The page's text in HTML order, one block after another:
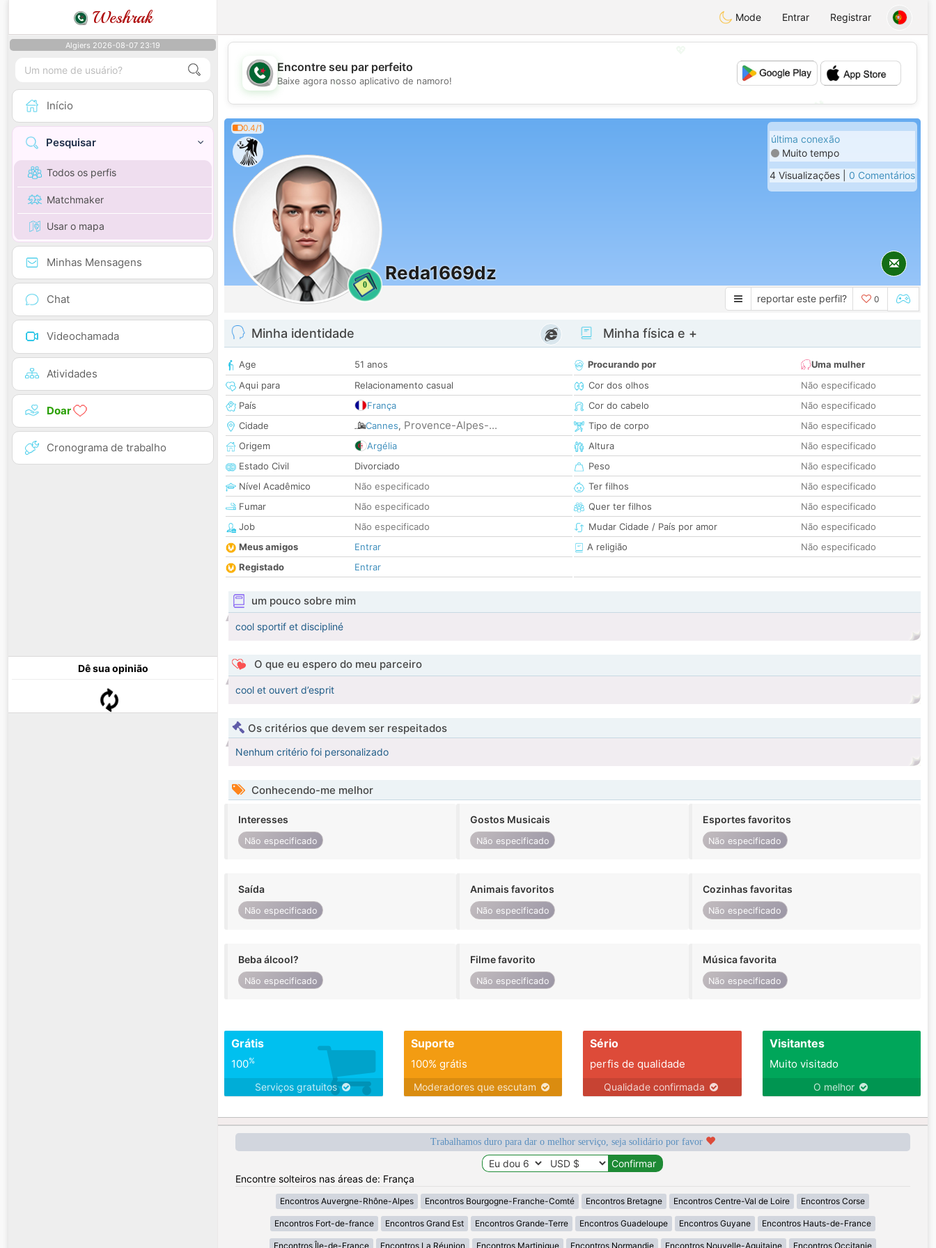
Weshrak Mode Entrar Registrar
Algiers 2026-08-07 23:19
Início
Pesquisar
Todos os perfis
Matchmaker
Usar o mapa
Minhas Mensagens
Chat
Videochamada
Atividades
Doar
Cronograma de trabalho
Dê sua opinião
💖
💕
Encontre seu par perfeito
Baixe agora nosso aplicativo de namoro!
0.4/1
0
Reda1669dz
última conexão
Muito tempo
4 Visualizações | 0 Comentários
reportar este perfil? 0
Minha identidade
Age
51 anos
Aqui para
Relacionamento casual
País
França
Cidade
Cannes, Provence-Alpes-...
Origem
Argélia
Estado Civil
Divorciado
Nível Acadêmico
Não especificado
Fumar
Não especificado
Job
Não especificado
Meus amigos
Entrar
Registado
Entrar
Minha física e +
Procurando por
Uma mulher
Cor dos olhos
Não especificado
Cor do cabelo
Não especificado
Tipo de corpo
Não especificado
Altura
Não especificado
Peso
Não especificado
Ter filhos
Não especificado
Quer ter filhos
Não especificado
Mudar Cidade / País por amor
Não especificado
A religião
Não especificado
um pouco sobre mim
cool sportif et discipliné
O que eu espero do meu parceiro
cool et ouvert d’esprit
Os critérios que devem ser respeitados
Nenhum critério foi personalizado
Conhecendo-me melhor
Interesses
Não especificado
Gostos Musicais
Não especificado
Esportes favoritos
Não especificado
Saída
Não especificado
Animais favoritos
Não especificado
Cozinhas favoritas
Não especificado
Beba álcool?
Não especificado
Filme favorito
Não especificado
Música favorita
Não especificado
Grátis
100%
Serviços gratuitos
Suporte
100% grátis
Moderadores que escutam
Sério
perfis de qualidade
Qualidade confirmada
Visitantes
Muito visitado
O melhor
Trabalhamos duro para dar o melhor serviço, seja solidário por favor
Encontre solteiros nas áreas de: França
Encontros Auvergne-Rhône-Alpes Encontros Bourgogne-Franche-Comté Encontros Bretagne Encontros Centre-Val de Loire Encontros Corse
Encontros Fort-de-france Encontros Grand Est Encontros Grande-Terre Encontros Guadeloupe Encontros Guyane Encontros Hauts-de-France
Encontros Île-de-France Encontros La Réunion Encontros Martinique Encontros Normandie Encontros Nouvelle-Aquitaine Encontros Occitanie